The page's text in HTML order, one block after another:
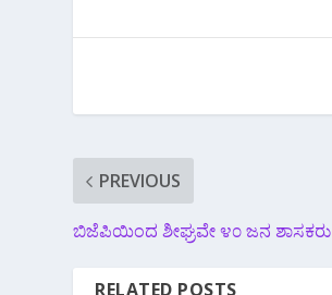
PREVIOUS
ಬಿಜೆಪಿಯಿಂದ ಶೀಘ್ರವೇ ೪೦ ಜನ ಶಾಸಕರು
RELATED POSTS